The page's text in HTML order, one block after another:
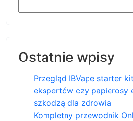
Ostatnie wpisy
Przegląd IBVape starter
ekspertów czy papierosy
szkodzą dla zdrowia
Kompletny przewodnik